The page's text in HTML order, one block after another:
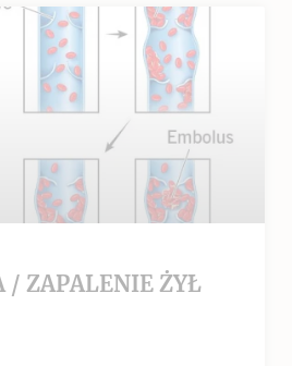
/ ZAPALENIE ŻYŁ